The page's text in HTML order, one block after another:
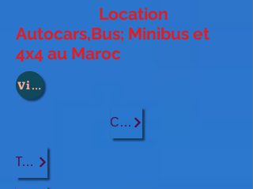
Location
Autocars,Bus; Minibus et
4x4 au Maroc
Ville :
Casablanca
Tanger